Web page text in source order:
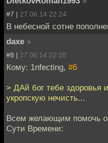
#7 | 27.06.14 22:24
В небесной сотне
daxe »
#8 | 27.06.14 22:28
Кому: 1nfecting, #6
> ДАй бог тебе здоровья
укропскую нечисть...
Всем желающим помочь
Сути Времени: